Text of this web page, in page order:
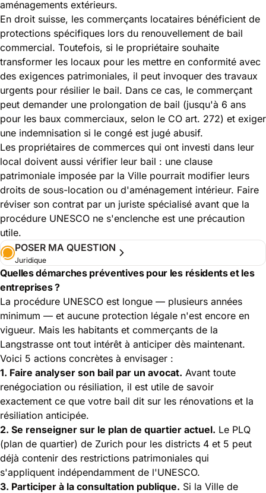
aménagements extérieurs.
En droit suisse, les commerçants locataires bénéficient de
protections spécifiques lors du renouvellement de bail
commercial. Toutefois, si le propriétaire souhaite
transformer les locaux pour les mettre en conformité avec
des exigences patrimoniales, il peut invoquer des travaux
urgents pour résilier le bail. Dans ce cas, le commerçant
peut demander une prolongation de bail (jusqu'à 6 ans
pour les baux commerciaux, selon le CO art. 272) et exiger
une indemnisation si le congé est jugé abusif.
Les propriétaires de commerces qui ont investi dans leur
local doivent aussi vérifier leur bail : une clause
patrimoniale imposée par la Ville pourrait modifier leurs
droits de sous-location ou d'aménagement intérieur. Faire
réviser son contrat par un juriste spécialisé avant que la
procédure UNESCO ne s'enclenche est une précaution
utile.
POSER MA QUESTION
Juridique
Quelles démarches préventives pour les résidents et les
entreprises ?
La procédure UNESCO est longue — plusieurs années
minimum — et aucune protection légale n'est encore en
vigueur. Mais les habitants et commerçants de la
Langstrasse ont tout intérêt à anticiper dès maintenant.
Voici 5 actions concrètes à envisager :
1. Faire analyser son bail par un avocat. Avant toute
renégociation ou résiliation, il est utile de savoir
exactement ce que votre bail dit sur les rénovations et la
résiliation anticipée.
2. Se renseigner sur le plan de quartier actuel. Le PLQ
(plan de quartier) de Zurich pour les districts 4 et 5 peut
déjà contenir des restrictions patrimoniales qui
s'appliquent indépendamment de l'UNESCO.
3. Participer à la consultation publique. Si la Ville de